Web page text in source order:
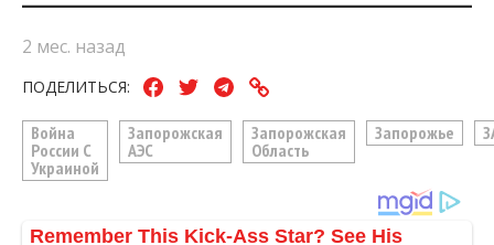
2 мес. назад
ПОДЕЛИТЬСЯ:
Война
России С
Украиной
Запорожская
АЭС
Запорожская
Область
Запорожье